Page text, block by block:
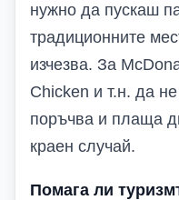
нужно да пускаш
традиционните
изчезва. За
Chicken и т.н. да
поръчва и плаща
краен случай.
Помага ли